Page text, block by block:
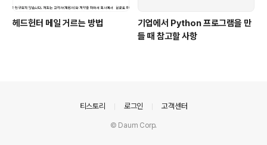
헤드헌터 메일 거르는 방법
기업에서 Python 프로그램을 만
들 때 참고할 사항
티스토리 로그인 고객센터
© Daum Corp.